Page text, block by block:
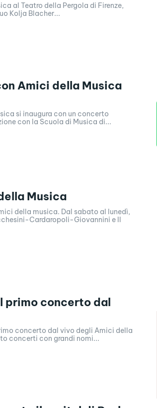
al Teatro della Pergola di Firenze,
Kolja Blacher...
Amici della Musica
si inaugura con un concerto
con la Scuola di Musica di...
Musica
della musica. Dal sabato al lunedì,
Cardaropoli-Giovannini e Il
primo concerto dal
concerto dal vivo degli Amici della
concerti con grandi nomi...